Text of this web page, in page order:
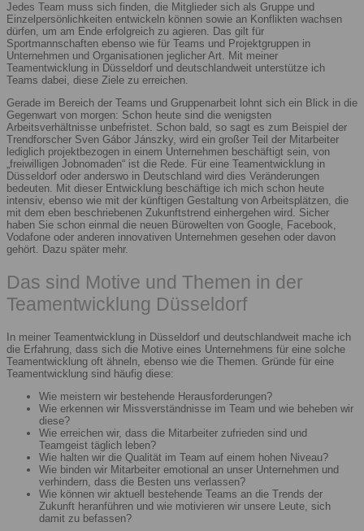
Jedes Team muss sich finden, die Mitglieder sich als Gruppe und
Einzelpersönlichkeiten entwickeln können sowie an Konflikten wachsen
dürfen, um am Ende erfolgreich zu agieren. Das gilt für
Sportmannschaften ebenso wie für Teams und Projektgruppen in
Unternehmen und Organisationen jeglicher Art. Mit meiner
Teamentwicklung in Düsseldorf und deutschlandweit unterstütze ich
Teams dabei, diese Ziele zu erreichen.
Gerade im Bereich der Teams und Gruppenarbeit lohnt sich ein Blick in die
Gegenwart von morgen: Schon heute sind die wenigsten
Arbeitsverhältnisse unbefristet. Schon bald, so sagt es zum Beispiel der
Trendforscher Sven Gábor Jánszky, wird ein großer Teil der Mitarbeiter
lediglich projektbezogen in einem Unternehmen beschäftigt sein, von
„freiwilligen Jobnomaden“ ist die Rede. Für eine Teamentwicklung in
Düsseldorf oder anderswo in Deutschland wird dies Veränderungen
bedeuten. Mit dieser Entwicklung beschäftige ich mich schon heute
intensiv, ebenso wie mit der künftigen Gestaltung von Arbeitsplätzen, die
mit dem eben beschriebenen Zukunftstrend einhergehen wird. Sicher
haben Sie schon einmal die neuen Bürowelten von Google, Facebook,
Vodafone oder anderen innovativen Unternehmen gesehen oder davon
gehört. Dazu später mehr.
Das sind Motive und Themen in der
Teamentwicklung Düsseldorf
In meiner Teamentwicklung in Düsseldorf und deutschlandweit mache ich
die Erfahrung, dass sich die Motive eines Unternehmens für eine solche
Teamentwicklung oft ähneln, ebenso wie die Themen. Gründe für eine
Teamentwicklung sind häufig diese:
Wie meistern wir bestehende Herausforderungen?
Wie erkennen wir Missverständnisse im Team und wie beheben wir
diese?
Wie erreichen wir, dass die Mitarbeiter zufrieden sind und
Teamgeist täglich leben?
Wie halten wir die Qualität im Team auf einem hohen Niveau?
Wie binden wir Mitarbeiter emotional an unser Unternehmen und
verhindern, dass die Besten uns verlassen?
Wie können wir aktuell bestehende Teams an die Trends der
Zukunft heranführen und wie motivieren wir unsere Leute, sich
damit zu befassen?